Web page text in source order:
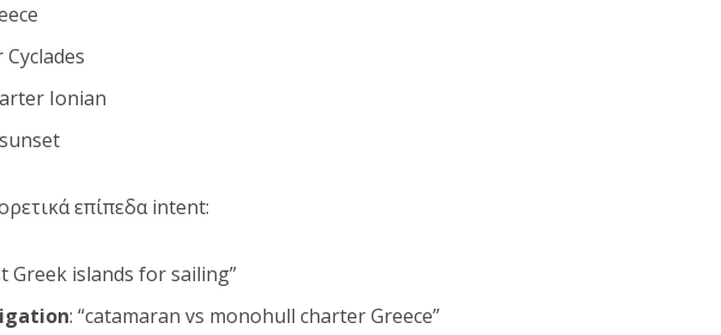
Ionian
επίπεδα intent:
Greek islands for sailing”
: “catamaran vs monohull charter Greece”